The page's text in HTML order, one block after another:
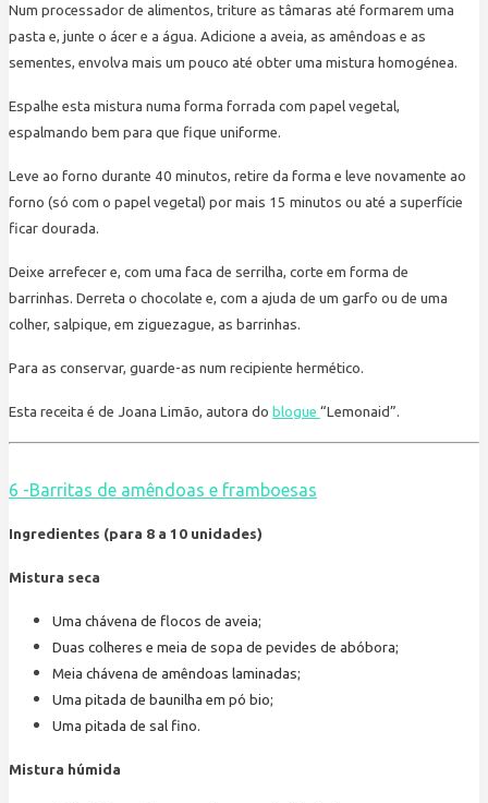
Num processador de alimentos, triture as tâmaras até formarem uma
pasta e, junte o ácer e a água. Adicione a aveia, as amêndoas e as
sementes, envolva mais um pouco até obter uma mistura homogénea.
Espalhe esta mistura numa forma forrada com papel vegetal,
espalmando bem para que fique uniforme.
Leve ao forno durante 40 minutos, retire da forma e leve novamente ao
forno (só com o papel vegetal) por mais 15 minutos ou até a superfície
ficar dourada.
Deixe arrefecer e, com uma faca de serrilha, corte em forma de
barrinhas. Derreta o chocolate e, com a ajuda de um garfo ou de uma
colher, salpique, em ziguezague, as barrinhas.
Para as conservar, guarde-as num recipiente hermético.
Esta receita é de Joana Limão, autora do blogue “Lemonaid”.
6 -Barritas de amêndoas e framboesas
Ingredientes (para 8 a 10 unidades)
Mistura seca
Uma chávena de flocos de aveia;
Duas colheres e meia de sopa de pevides de abóbora;
Meia chávena de amêndoas laminadas;
Uma pitada de baunilha em pó bio;
Uma pitada de sal fino.
Mistura húmida